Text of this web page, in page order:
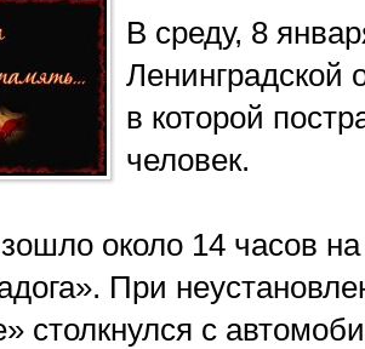
В среду, 8
Ленинградской
в которой
человек.
около 14 часов на
При
столкнулся с